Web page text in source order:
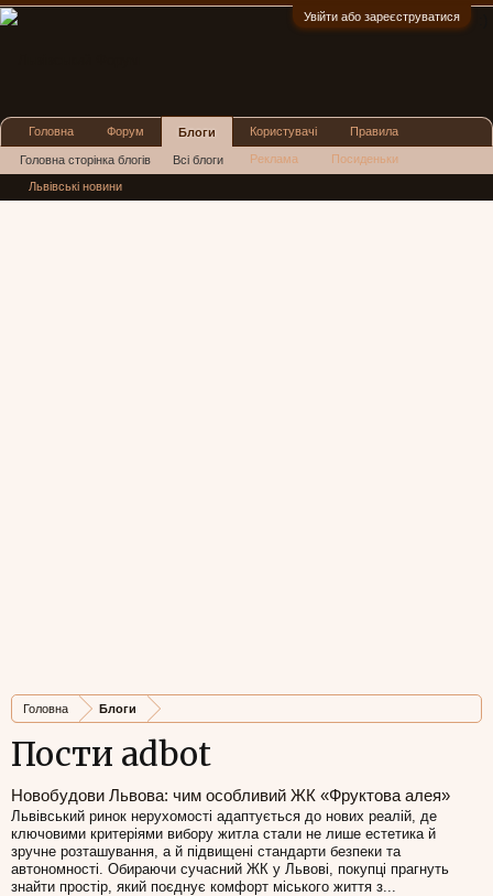
Увійти або зареєструватися
Головна Блоги
Пости adbot
Новобудови Львова: чим особливий ЖК «Фруктова алея»
Львівський ринок нерухомості адаптується до нових реалій, де
ключовими критеріями вибору житла стали не лише естетика й
зручне розташування, а й підвищені стандарти безпеки та
автономності. Обираючи сучасний ЖК у Львові, покупці прагнуть
знайти простір, який поєднує комфорт міського життя з...
Головна Форум Блоги
Головна сторінка блогів Всі блоги
Користувачі Правила
Реклама Посиденьки
Львівські новини